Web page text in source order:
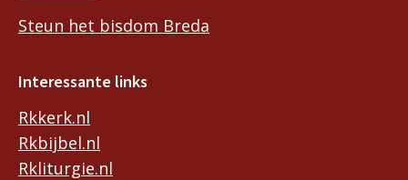
Steun het bisdom Breda
Interessante links
Rkkerk.nl
Rkbijbel.nl
Rkliturgie.nl